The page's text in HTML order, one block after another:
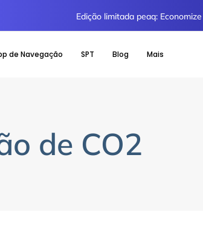
Edição limitada peaq:
de Navegação SPT Blog Mais
de CO2